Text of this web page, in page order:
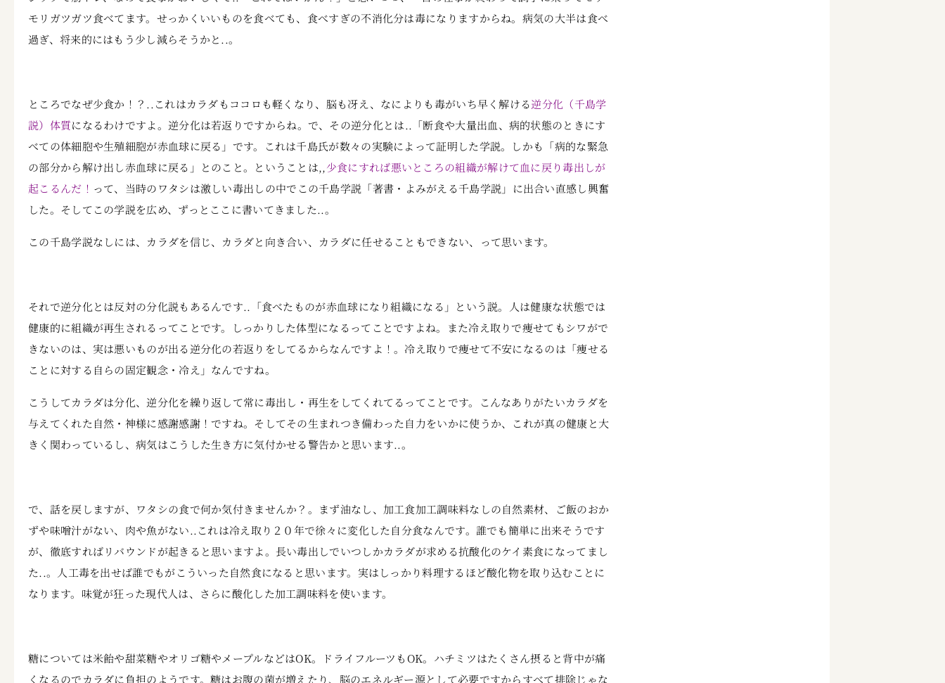
モリガツガツ食べてます。せっかくいいものを食べても、食べすぎの不消化分は毒になりますからね。病気の大半は食べ
過ぎ、将来的にはもう少し減らそうかと..。
ところでなぜ少食か！？..これはカラダもココロも軽くなり、脳も冴え、なによりも毒がいち早く解ける逆分化（千島学
説）体質になるわけですよ。逆分化は若返りですからね。で、その逆分化とは..「断食や大量出血、病的状態のときにす
べての体細胞や生殖細胞が赤血球に戻る」です。これは千島氏が数々の実験によって証明した学説。しかも「病的な緊急
の部分から解け出し赤血球に戻る」とのこと。ということは,,少食にすれば悪いところの組織が解けて血に戻り毒出しが
起こるんだ！ って、当時のワタシは激しい毒出しの中でこの千島学説「著書・よみがえる千島学説」に出合い直感し興奮
した。そしてこの学説を広め、ずっとここに書いてきました..。
この千島学説なしには、カラダを信じ、カラダと向き合い、カラダに任せることもできない、って思います。
それで逆分化とは反対の分化説もあるんです..「食べたものが赤血球になり組織になる」という説。人は健康な状態では
健康的に組織が再生されるってことです。しっかりした体型になるってことですよね。また冷え取りで痩せてもシワがで
きないのは、実は悪いものが出る逆分化の若返りをしてるからなんですよ！。冷え取りで痩せて不安になるのは「痩せる
ことに対する自らの固定観念・冷え」なんですね。
こうしてカラダは分化、逆分化を繰り返して常に毒出し・再生をしてくれてるってことです。こんなありがたいカラダを
与えてくれた自然・神様に感謝感謝！ですね。そしてその生まれつき備わった自力をいかに使うか、これが真の健康と大
きく関わっているし、病気はこうした生き方に気付かせる警告かと思います..。
で、話を戻しますが、ワタシの食で何か気付きませんか？。まず油なし、加工食加工調味料なしの自然素材、ご飯のおか
ずや味噌汁がない、肉や魚がない..これは冷え取り２０年で徐々に変化した自分食なんです。誰でも簡単に出来そうです
が、徹底すればリバウンドが起きると思いますよ。長い毒出しでいつしかカラダが求める抗酸化のケイ素食になってまし
た..。人工毒を出せば誰でもがこういった自然食になると思います。実はしっかり料理するほど酸化物を取り込むことに
なります。味覚が狂った現代人は、さらに酸化した加工調味料を使います。
糖については米飴や甜菜糖やオリゴ糖やメープルなどはOK。ドライフルーツもOK。ハチミツはたくさん摂ると背中が痛
くなるのでカラダに負担のようです。糖はお腹の菌が増えたり、脳のエネルギー源として必要ですからすべて排除じゃな